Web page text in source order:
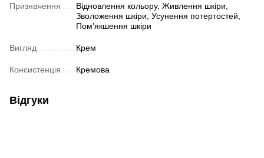
Призначення
Відновлення кольору, Живлення шкіри,
Зволоження шкіри, Усунення потертостей,
Пом'якшення шкіри
Вигляд Крем
Консистенція Кремова
Відгуки